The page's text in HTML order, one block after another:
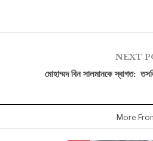
NEXT
মোহাম্মদ বিন সালমানকে স্বাগত:
More